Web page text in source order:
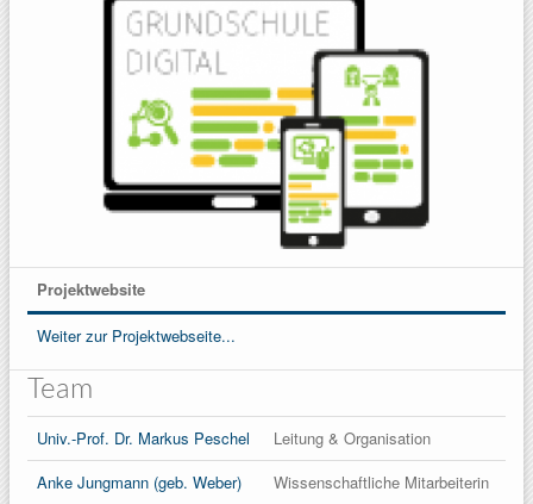
Projektwebsite
Weiter zur Projektwebseite...
Team
Univ.-Prof. Dr. Markus Peschel
Leitung & Organisation
Anke Jungmann (geb. Weber)
Wissenschaftliche Mitarbeiterin